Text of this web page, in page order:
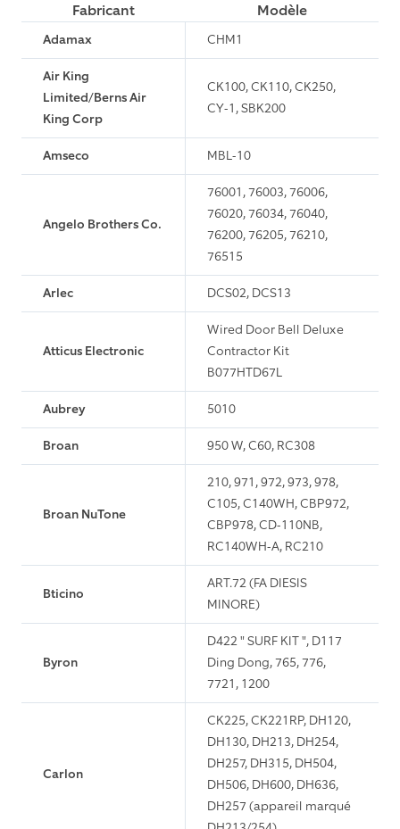
Fabricant Modèle
Adamax CHM1
Air King
Limited/Berns Air
King Corp
CK100, CK110, CK250,
CY-1, SBK200
Amseco MBL-10
Angelo Brothers Co.
76001, 76003, 76006,
76020, 76034, 76040,
76200, 76205, 76210,
76515
Arlec DCS02, DCS13
Atticus Electronic
Wired Door Bell Deluxe
Contractor Kit
B077HTD67L
Aubrey 5010
Broan 950 W, C60, RC308
Broan NuTone
210, 971, 972, 973, 978,
C105, C140WH, CBP972,
CBP978, CD-110NB,
RC140WH-A, RC210
Bticino
ART.72 (FA DIESIS
MINORE)
Byron
D422 " SURF KIT ", D117
Ding Dong, 765, 776,
7721, 1200
Carlon
CK225, CK221RP, DH120,
DH130, DH213, DH254,
DH257, DH315, DH504,
DH506, DH600, DH636,
DH257 (appareil marqué